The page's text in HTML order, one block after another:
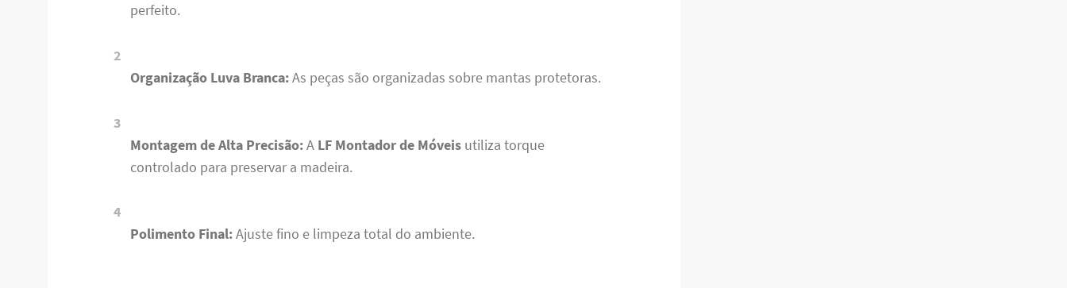
perfeito.
Organização Luva Branca:As peças são organizadas sobre mantas protetoras.
Montagem de Alta Precisão:A LF Montador de Móveis utiliza torque
controlado para preservar a madeira.
Polimento Final:Ajuste fino e limpeza total do ambiente.